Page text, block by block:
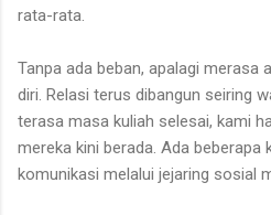
rata-rata.
Tanpa ada beban, apalagi merasa
diri. Relasi terus dibangun seiring
terasa masa kuliah selesai, kami
mereka kini berada. Ada beberapa
komunikasi melalui jejaring sosial